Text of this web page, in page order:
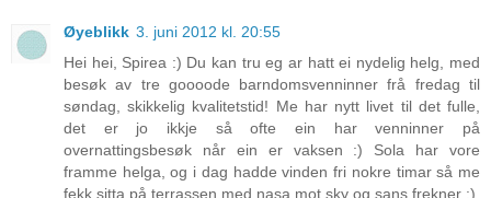
Øyeblikk 3. juni 2012 kl. 20:55
Hei hei, Spirea :) Du kan tru eg ar hatt ei nydelig helg, med
besøk av tre goooode barndomsvenninner frå fredag til
søndag, skikkelig kvalitetstid! Me har nytt livet til det fulle,
det er jo ikkje så ofte ein har venninner på
overnattingsbesøk når ein er vaksen :) Sola har vore
framme helga, og i dag hadde vinden fri nokre timar så me
fekk sitta på terrassen med nasa mot sky og sans frekner :)